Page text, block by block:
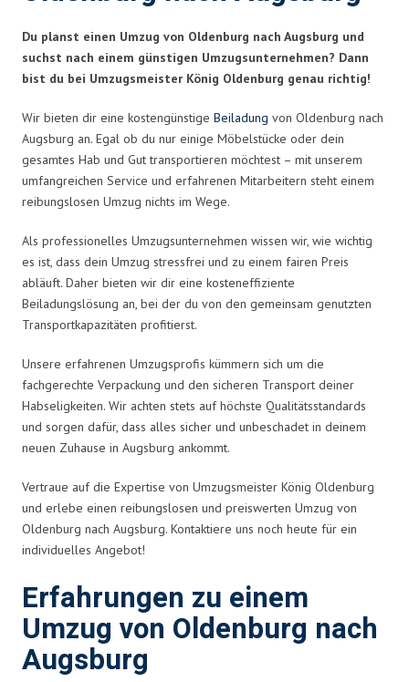
Du planst einen Umzug von Oldenburg nach Augsburg und
suchst nach einem günstigen Umzugsunternehmen? Dann
bist du bei Umzugsmeister König Oldenburg genau richtig!
Wir bieten dir eine kostengünstige Beiladung von Oldenburg nach
Augsburg an. Egal ob du nur einige Möbelstücke oder dein
gesamtes Hab und Gut transportieren möchtest – mit unserem
umfangreichen Service und erfahrenen Mitarbeitern steht einem
reibungslosen Umzug nichts im Wege.
Als professionelles Umzugsunternehmen wissen wir, wie wichtig
es ist, dass dein Umzug stressfrei und zu einem fairen Preis
abläuft. Daher bieten wir dir eine kosteneffiziente
Beiladungslösung an, bei der du von den gemeinsam genutzten
Transportkapazitäten profitierst.
Unsere erfahrenen Umzugsprofis kümmern sich um die
fachgerechte Verpackung und den sicheren Transport deiner
Habseligkeiten. Wir achten stets auf höchste Qualitätsstandards
und sorgen dafür, dass alles sicher und unbeschadet in deinem
neuen Zuhause in Augsburg ankommt.
Vertraue auf die Expertise von Umzugsmeister König Oldenburg
und erlebe einen reibungslosen und preiswerten Umzug von
Oldenburg nach Augsburg. Kontaktiere uns noch heute für ein
individuelles Angebot!
Erfahrungen zu einem
Umzug von Oldenburg nach
Augsburg